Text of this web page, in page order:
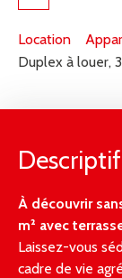
Location
Duplex à louer,
À découvrir
m² avec
Laissez-vous
cadre de vie